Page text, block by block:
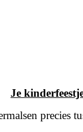
Je
precies